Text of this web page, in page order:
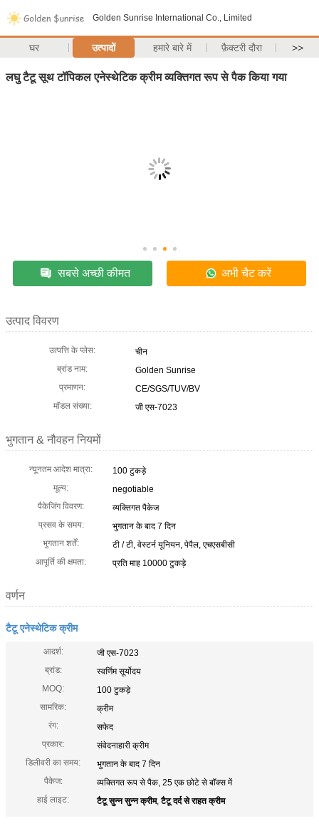
Golden Sunrise International Co., Limited
घर उत्पादों हमारे बारे में फ़ैक्टरी दौरा >>
लघु टैटू सूथ टॉपिकल एनेस्थेटिक क्रीम व्यक्तिगत रूप से पैक किया गया
सबसे अच्छी कीमत अभी चैट करें
उत्पाद विवरण
उत्पत्ति के प्लेस:
चीन
ब्रांड नाम:
Golden Sunrise
प्रमाणन:
CE/SGS/TUV/BV
मॉडल संख्या:
जी एस-7023
भुगतान & नौवहन नियमों
न्यूनतम आदेश मात्रा:
100 टुकड़े
मूल्य:
negotiable
पैकेजिंग विवरण:
व्यक्तिगत पैकेज
प्रसव के समय:
भुगतान के बाद 7 दिन
भुगतान शर्तें:
टी / टी, वेस्टर्न यूनियन, पेपैल, एचएसबीसी
आपूर्ति की क्षमता:
प्रति माह 10000 टुकड़े
वर्णन
टैटू एनेस्थेटिक क्रीम
आदर्श:
जी एस-7023
ब्रांड:
स्वर्णिम सूर्योदय
MOQ:
100 टुकड़े
सामरिक:
क्रीम
रंग:
सफेद
प्रकार:
संवेदनाहारी क्रीम
डिलीवरी का समय:
भुगतान के बाद 7 दिन
पैकेज:
व्यक्तिगत रूप से पैक, 25 एक छोटे से बॉक्स में
हाई लाइट:
टैटू सुन्न सुन्न क्रीम,टैटू दर्द से राहत क्रीम